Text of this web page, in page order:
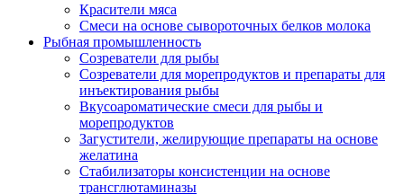
Красители мяса
Смеси на основе сывороточных белков молока
Рыбная промышленность
Созреватели для рыбы
Созреватели для морепродуктов и препараты для
инъектирования рыбы
Вкусоароматические смеси для рыбы и
морепродуктов
Загустители, желирующие препараты на основе
желатина
Стабилизаторы консистенции на основе
трансглютаминазы